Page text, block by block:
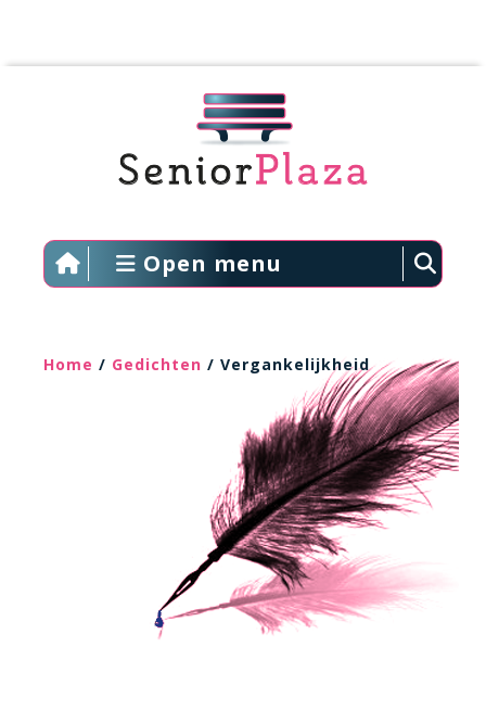
Open menu
Home / Gedichten / Vergankelijkheid